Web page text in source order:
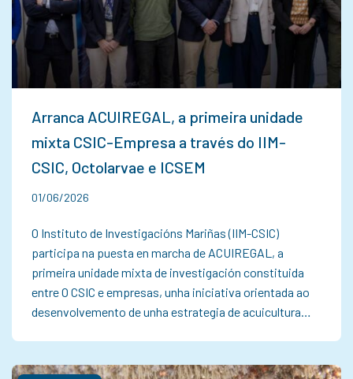
Arranca ACUIREGAL, a primeira unidade
mixta CSIC-Empresa a través do IIM-
CSIC, Octolarvae e ICSEM
01/06/2026
O Instituto de Investigacións Mariñas (IIM-CSIC)
participa na puesta en marcha de ACUIREGAL, a
primeira unidade mixta de investigación constituida
entre O CSIC e empresas, unha iniciativa orientada ao
desenvolvemento de unha estrategia de acuicultura…